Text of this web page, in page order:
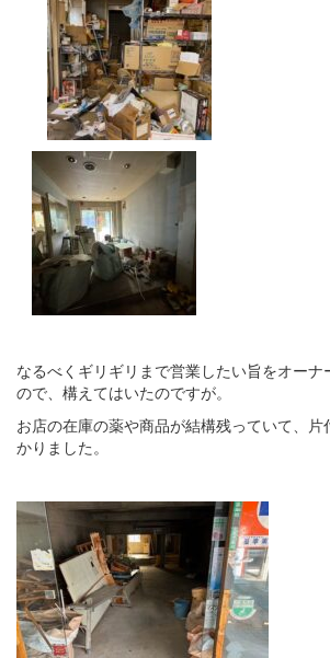
なるべくギリギリまで営業したい旨をオーナ
ので、構えてはいたのですが。
お店の在庫の薬や商品が結構残っていて、
かりました。